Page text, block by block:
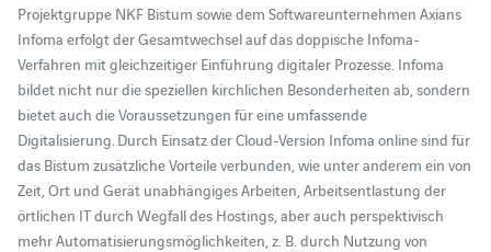
Projektgruppe NKF Bistum sowie dem Softwareunternehmen Axians
Infoma erfolgt der Gesamtwechsel auf das doppische Infoma-
Verfahren mit gleichzeitiger Einführung digitaler Prozesse. Infoma
bildet nicht nur die speziellen kirchlichen Besonderheiten ab, sondern
bietet auch die Voraussetzungen für eine umfassende
Digitalisierung. Durch Einsatz der Cloud-Version Infoma online sind für
das Bistum zusätzliche Vorteile verbunden, wie unter anderem ein von
Zeit, Ort und Gerät unabhängiges Arbeiten, Arbeitsentlastung der
örtlichen IT durch Wegfall des Hostings, aber auch perspektivisch
mehr Automatisierungsmöglichkeiten, z. B. durch Nutzung von